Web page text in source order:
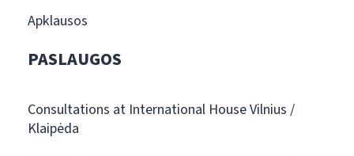
Apklausos
PASLAUGOS
Consultations at International House Vilnius /
Klaipėda